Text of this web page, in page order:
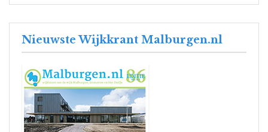
Nieuwste Wijkkrant Malburgen.nl